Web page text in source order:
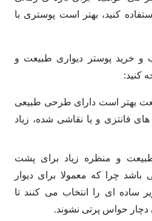
کنید، بهتر است پوستری با
و خرید پوستر دیواری طبیعت و
کنید:
بهتر است دارای طرحی طبیعی
فانتزی و یا نقاشی شده، زیاد
طبیعت و منظره زیاد برای پشت
باشد چرا که معمولا برای دیوار
ساده ای را انتخاب می کنند تا
دچار حواس پرتی نشوند.